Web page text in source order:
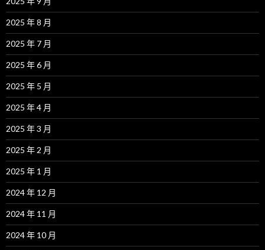
2025 年 8 月
2025 年 7 月
2025 年 6 月
2025 年 5 月
2025 年 4 月
2025 年 3 月
2025 年 2 月
2025 年 1 月
2024 年 12 月
2024 年 11 月
2024 年 10 月